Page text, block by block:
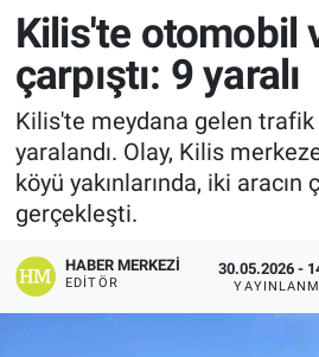
Kilis'te otomobil
çarpıştı: 9 yaralı
Kilis'te meydana gelen trafik
yaralandı. Olay, Kilis
köyü yakınlarında, iki aracın
gerçekleşti.
HABER MERKEZI
EDITÖR
30.05.2026 -